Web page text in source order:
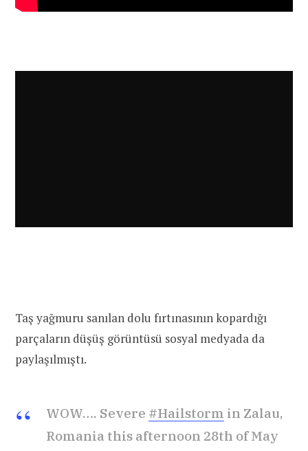
Taş yağmuru sanılan dolu fırtınasının kopardığı
parçaların düşüş görüntüsü sosyal medyada da
paylaşılmıştı.
WOW…. Severe #Hailstorm in Zalau,
Romania this afternoon 28th of May